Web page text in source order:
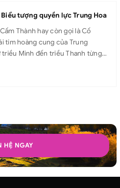
tượng quyền lực Trung Hoa
Thành hay còn gọi là Cố
tim hoàng cung của Trung
Minh đến triều Thanh từng
Cấm Thành không chỉ là biểu
nghe câu chuyện hoàng triều
Kinh. Đây từng là nơi ở của vua
kiến của Trung Quốc. Tử
24 triều vua từ giữa nhà Minh
HỆ NGAY